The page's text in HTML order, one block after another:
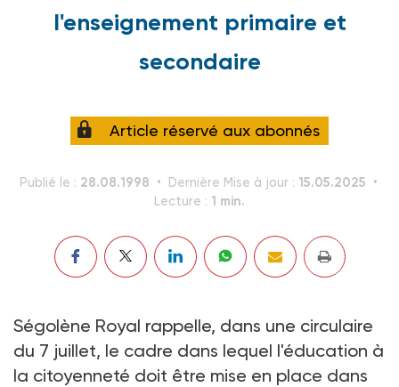
l'enseignement primaire et
secondaire
Article réservé aux abonnés
Publié le : 28.08.1998 Dernière Mise à jour : 15.05.2025
Lecture : 1 min.
Ségolène Royal rappelle, dans une circulaire
du 7 juillet, le cadre dans lequel l'éducation à
la citoyenneté doit être mise en place dans